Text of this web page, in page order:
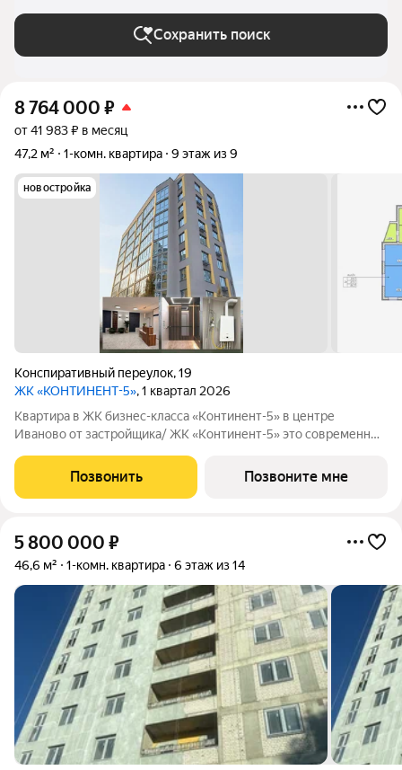
Сохранить поиск
8 764 000 ₽
от 41 983 ₽ в месяц
47,2 м²
1-комн. квартира 9 этаж из 9
новостройка
Конспиративный переулок,19
ЖК «КОНТИНЕНТ-5», 1 квартал 2026
Квартира в ЖК бизнес-класса «Континент-5» в центре
Иваново от застройщика/ ЖК «Континент-5» это современный
Закрытая территория, всего 62 квартиры, высокий уровень
комфорта для тех, кто ценит
Позвонить Позвоните мне
5 800 000 ₽
46,6 м² 1-комн. квартира 6 этаж из 14